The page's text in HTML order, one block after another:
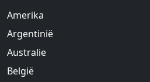
Amerika
Argentinië
Australie
België